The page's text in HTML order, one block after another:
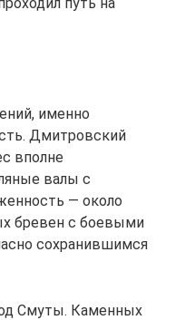
именно
Дмитровский
вполне
валы с
— около
бревен с боевыми
сохранившимся
Смуты. Каменных